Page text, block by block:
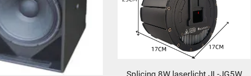
Splicing 8W laserlicht JL-JG5W